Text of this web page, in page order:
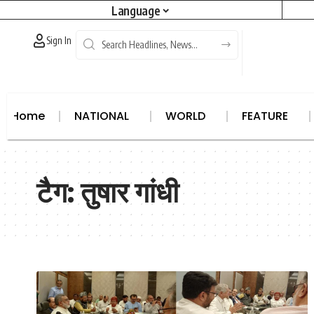
Language
Sign In
Home NATIONAL
North East States
WORLD
Africa Asia
FEATURE
Articles
टैग:तुषार गांधी